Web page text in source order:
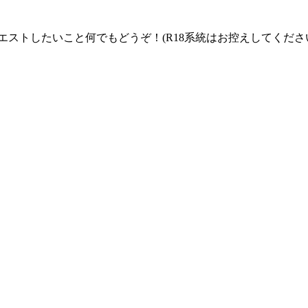
トしたいこと何でもどうぞ！(R18系統はお控えしてくださ